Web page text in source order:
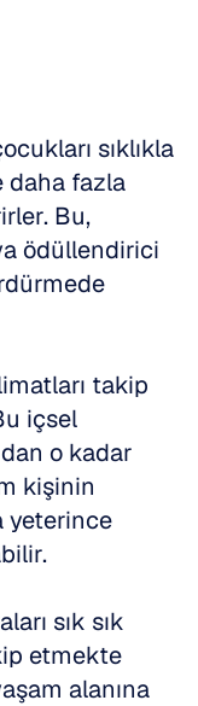
sıklıkla
Bu,
ödüllendirici
takip
içsel
o kadar
kişinin
yeterince
sık sık
etmekte
alanına